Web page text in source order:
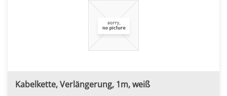
Kabelkette, Verlängerung, 1m, weiß